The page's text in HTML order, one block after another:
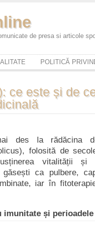
de presa si articole
POLITICĂ
ce este și de
des la rădăcina
folosită de
vitalității și
ca pulbere,
iar în
imunitate și